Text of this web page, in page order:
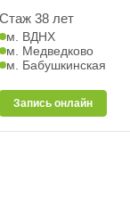
Стаж 38 лет
м. ВДНХ
м. Медведково
м. Бабушкинская
Запись онлайн